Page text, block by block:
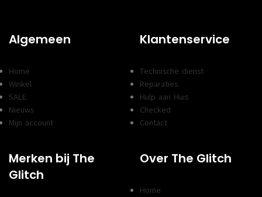
Algemeen
Home
Winkel
SALE
Nieuws
Mijn account
Klantenservice
Technische dienst
Reparaties
Hulp aan Huis
Checked
Contact
Merken bij The
Glitch
Over The Glitch
Home